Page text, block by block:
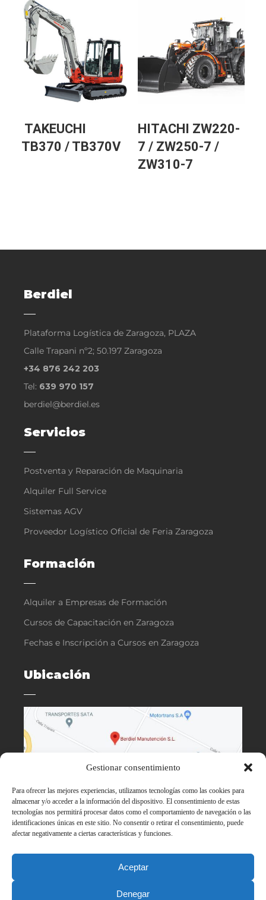
Gestionar consentimiento
Para ofrecer las mejores experiencias, utilizamos tecnologías como las cookies para
almacenar y/o acceder a la información del dispositivo. El consentimiento de estas
tecnologías nos permitirá procesar datos como el comportamiento de navegación o las
identificaciones únicas en este sitio. No consentir o retirar el consentimiento, puede
afectar negativamente a ciertas características y funciones.
Aceptar
Denegar
TAKEUCHI
TB370 / TB370V
HITACHI ZW220-
7 / ZW250-7 /
ZW310-7
Berdiel
Plataforma Logística de Zaragoza, PLAZA
Calle Trapani nº2; 50.197 Zaragoza
+34 876 242 203
Tel: 639 970 157
berdiel@berdiel.es
Servicios
Postventa y Reparación de Maquinaria
Alquiler Full Service
Sistemas AGV
Proveedor Logístico Oficial de Feria Zaragoza
Formación
Alquiler a Empresas de Formación
Cursos de Capacitación en Zaragoza
Fechas e Inscripción a Cursos en Zaragoza
Ubicación